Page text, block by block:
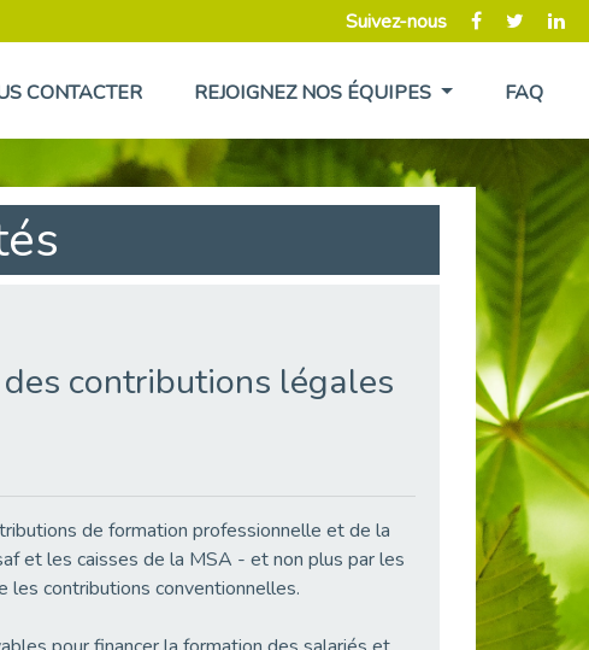
Suivez-nous
CONTACTER REJOIGNEZ NOS ÉQUIPES FAQ
contributions légales
de formation professionnelle et de la
et les caisses de la MSA - et non plus par les
les contributions conventionnelles.